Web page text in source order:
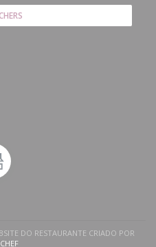
janela))
nova janela))
DO RESTAURANTE CRIADO POR
((ABRE NUMA NOVA JANELA))